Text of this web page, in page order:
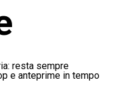
resta sempre
e anteprime in tempo